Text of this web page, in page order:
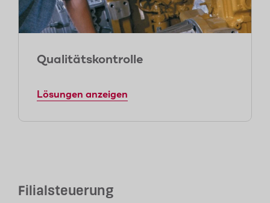
Qualitätskontrolle
Lösungen anzeigen
Filialsteuerung